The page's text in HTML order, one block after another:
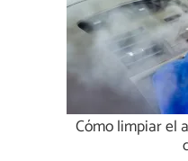
Cómo limpiar el